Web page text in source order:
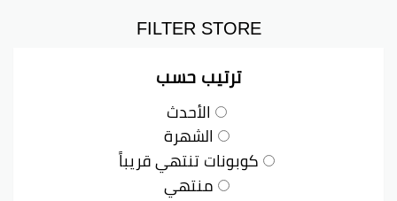
FILTER STORE
ترتيب حسب
الأحدث
الشهرة
كوبونات تنتهي قريباً
منتهي